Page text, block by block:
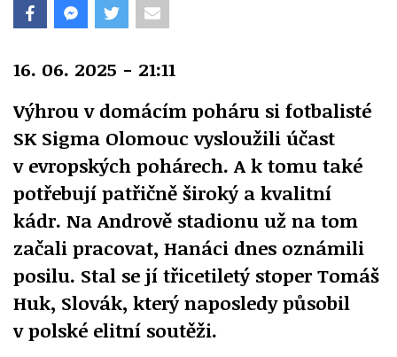
16. 06. 2025 - 21:11
Výhrou v domácím poháru si fotbalisté
SK Sigma Olomouc vysloužili účast
v evropských pohárech. A k tomu také
potřebují patřičně široký a kvalitní
kádr. Na Andrově stadionu už na tom
začali pracovat, Hanáci dnes oznámili
posilu. Stal se jí třicetiletý stoper Tomáš
Huk, Slovák, který naposledy působil
v polské elitní soutěži.